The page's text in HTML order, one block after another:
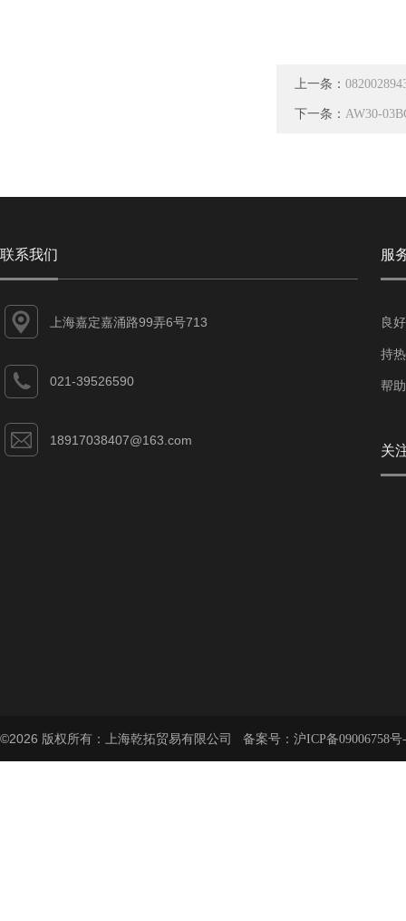
上一条：
下一条： AW30-
联系我们
上海嘉定嘉涌路99弄6号713
021-39526590
18917038407@163.com
服
良
持
帮
关
©2026 版权所有：上海乾拓贸易有限公司 备案号： 沪ICP备09006758号